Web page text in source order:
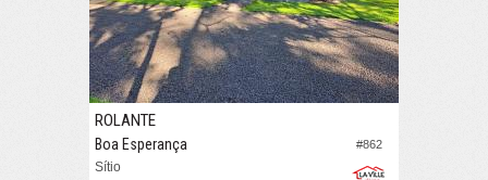
#862
ROLANTE
Boa Esperança
Sítio